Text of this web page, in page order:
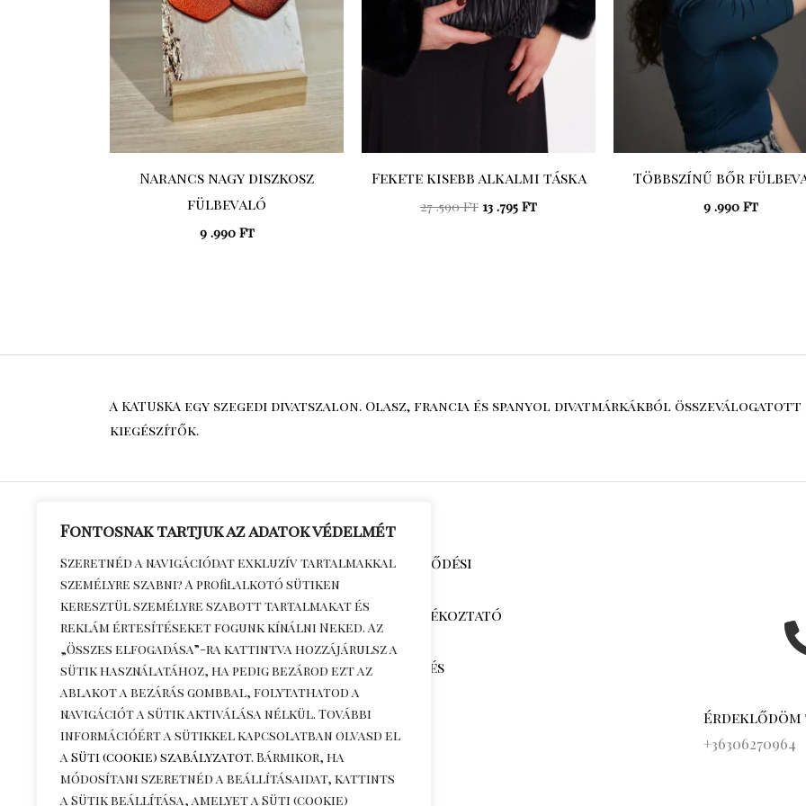
Fontosnak tartjuk az adatok védelmét
Szeretnéd a navigációdat exkluzív tartalmakkal
személyre szabni? A profilalkotó sütiken
keresztül személyre szabott tartalmakat és
reklám értesítéseket fogunk kínálni Neked. Az
„Összes elfogadása”-ra kattintva hozzájárulsz a
sütik használatához, ha pedig bezárod ezt az
ablakot a bezárás gombbal, folytathatod a
navigációt a sütik aktiválása nélkül. További
információért a sütikkel kapcsolatban olvasd el
a Süti (cookie) szabályzatot. Bármikor, ha
módosítani szeretnéd a beállításaidat, kattints
a Sütik beállítása, amelyet a Süti (cookie)
Narancs nagy diszkosz
fülbevaló
9 .990 Ft
Fekete kisebb alkalmi táska
27 .590Ft 13 .795 Ft
Többszínű bőr
9 .990 Ft
A KATUSKA egy szegedi divatszalon. Olasz, francia és spanyol divatmárkákból
kiegészítők.
Általános Szerződési
Feltételek
Adatkezelési tájékoztató
Kapcsolat
Szállítási díjak és
információk
Visszaküldés
+36306270964